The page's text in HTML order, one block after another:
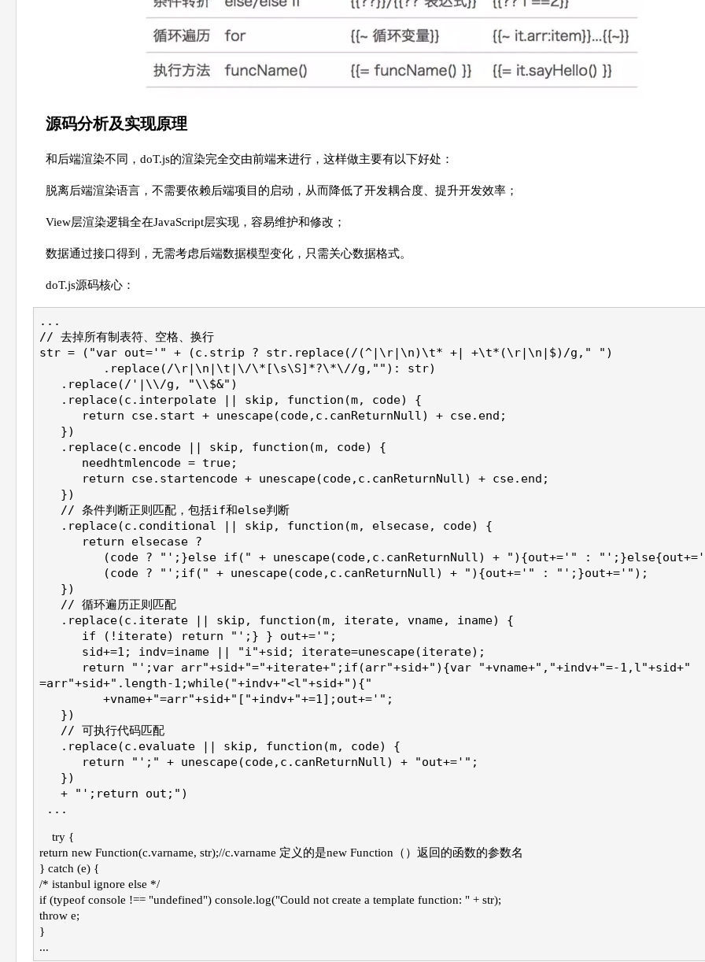
源码分析及实现原理
和后端渲染不同，doT.js的渲染完全交由前端来进行，这样做主要有以下好处：
脱离后端渲染语言，不需要依赖后端项目的启动，从而降低了开发耦合度、提升开发效率；
View层渲染逻辑全在JavaScript层实现，容易维护和修改；
数据通过接口得到，无需考虑后端数据模型变化，只需关心数据格式。
doT.js源码核心：
...
// 去掉所有制表符、空格、换行
str = ("var out='" + (c.strip ? str.replace(/(^|\r|\n)\t* +| +\t*(\r|\n|$)/g," ")
         .replace(/\r|\n|\t|\/\*[\s\S]*?\*\//g,""): str)
   .replace(/'|\\/g, "\\$&")
   .replace(c.interpolate || skip, function(m, code) {
      return cse.start + unescape(code,c.canReturnNull) + cse.end;
   })
   .replace(c.encode || skip, function(m, code) {
      needhtmlencode = true;
      return cse.startencode + unescape(code,c.canReturnNull) + cse.end;
   })
   // 条件判断正则匹配，包括if和else判断
   .replace(c.conditional || skip, function(m, elsecase, code) {
      return elsecase ?
(code ? "';}else if(" + unescape(code,c.canReturnNull) + "){out+='" :
         (code ? "';if(" + unescape(code,c.canReturnNull) + "){out+='" : "';}out+='");
   })
   // 循环遍历正则匹配
   .replace(c.iterate || skip, function(m, iterate, vname, iname) {
      if (!iterate) return "';} } out+='";
      sid+=1; indv=iname || "i"+sid; iterate=unescape(iterate);
      return "';var arr"+sid+"="+iterate+";if(arr"+sid+"){var "+vname+","+indv+"=-1,l"+sid+"
=arr"+sid+".length-1;while("+indv+"<l"+sid+"){"
         +vname+"=arr"+sid+"["+indv+"+=1];out+='";
   })
   // 可执行代码匹配
   .replace(c.evaluate || skip, function(m, code) {
      return "';" + unescape(code,c.canReturnNull) + "out+='";
   })
   + "';return out;")
...
try {
return new Function(c.varname, str);//c.varname 定义的是new Function（）返回的函数的参数名
} catch (e) {
/* istanbul ignore else */
if (typeof console !== "undefined") console.log("Could not create a template function: " + str);
throw e;
}
...